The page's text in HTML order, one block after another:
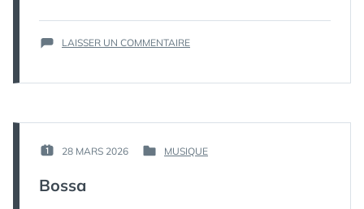
COMPLÉTER »
LAISSER UN COMMENTAIRESUR
À
PUBLIÉ
28 MARS 2026
PAR :
PUBLIÉ
MUSIQUE
Bossa